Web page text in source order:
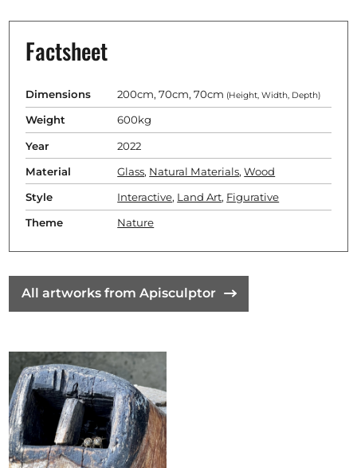
Factsheet
Dimensions 200cm, 70cm, 70cm (Height, Width, Depth)
Weight 600kg
Year 2022
Material Glass, Natural Materials,Wood
Style Interactive, Land Art, Figurative
Theme Nature
All artworks from Apisculptor